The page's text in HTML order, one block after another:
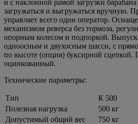
и с наклонной рамой загрузки
загружаться и выгружаться вручную.
управляет всего один оператор.
механизмом реверса без тормоза,
опорным колесом и подпоркой.
одноосным и двухосным шасси, с
по высоте (опция) буксирной
оцинкованный.
Технические параметры:
Тип
К 500
Полезная нагрузка
500 кг
Допустимый общий вес
750 кг